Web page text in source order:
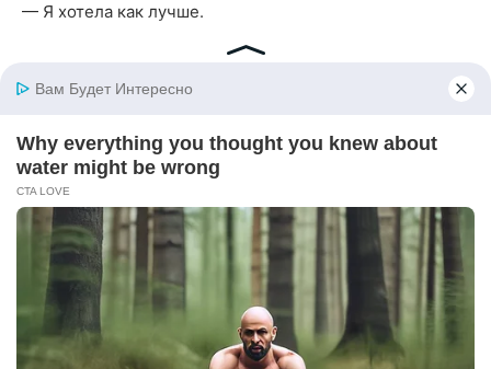
— Я хотела как лучше.
индульгенция, — устало сказал Игорь. — “Хотели как
ощущением, что они всем должны.
Она помолчала. Потом сухо спросила:
— И что теперь?
— Теперь я скажу неприятное, — ответил Игорь. —
Марина не в командировке. Она ушла. На месяц. И